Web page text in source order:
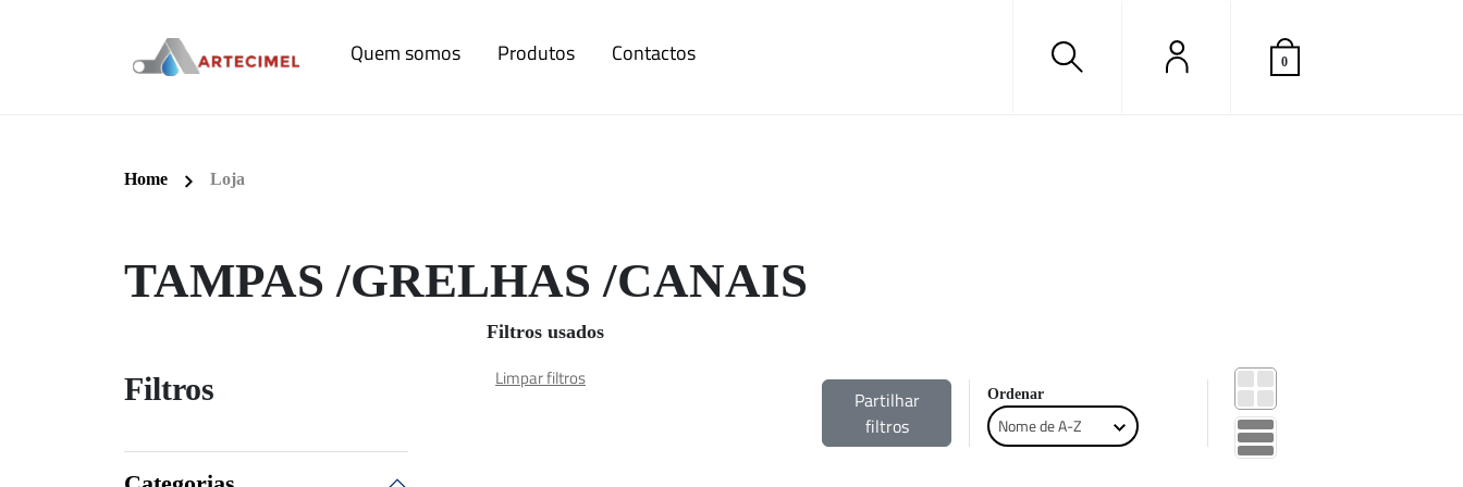
Quem somos Produtos Contactos 0
Home Loja
TAMPAS /GRELHAS /CANAIS
Filtros usados
Filtros Limpar filtros
Partilhar
filtros
Ordenar
Nome de A-Z